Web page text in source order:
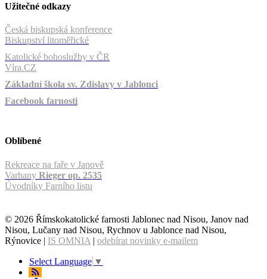
Užitečné odkazy
Česká biskupská konference
Biskupství litoměřické
Katolické bohoslužby v ČR
Víra.CZ
Základní škola sv. Zdislavy v Jablonci
Facebook farnosti
Oblíbené
Rekreace na faře v Janově
Varhany Rieger op. 2535
Úvodníky Farního listu
© 2026 Římskokatolické farnosti Jablonec nad Nisou, Janov nad
Nisou, Lučany nad Nisou, Rychnov u Jablonce nad Nisou,
Rýnovice | IS OMNIA | odebírat novinky e-mailem
Select Language ▼